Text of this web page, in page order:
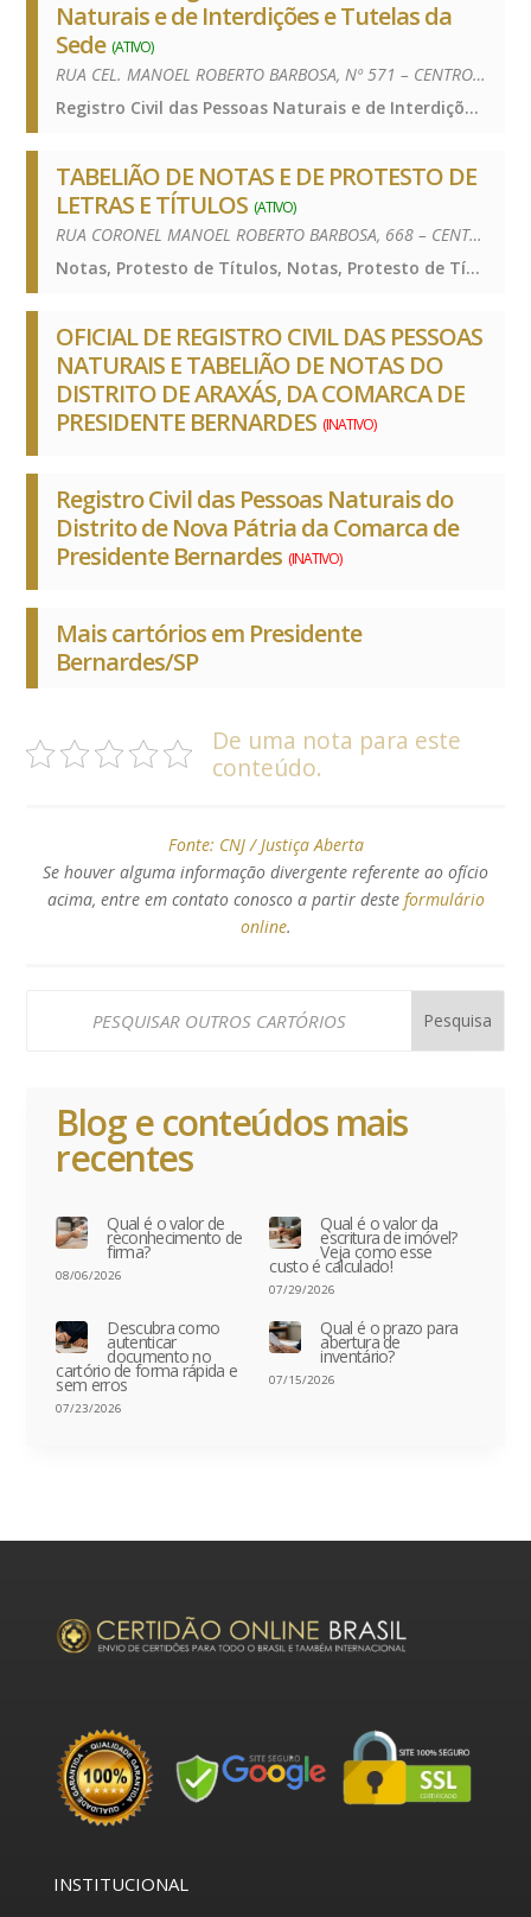
Naturais e de Interdições e Tutelas da
Sede (ATIVO)
RUA CEL. MANOEL ROBERTO BARBOSA, Nº 571 – CENTRO – 19300-000
Registro Civil das Pessoas Naturais e de Interdições e Tutelas, Registro Civil das Pessoas Naturais e de Interdições e Tutelas, Registro Civil das Pessoas Naturais e de Interdições e Tutelas
TABELIÃO DE NOTAS E DE PROTESTO DE
LETRAS E TÍTULOS (ATIVO)
RUA CORONEL MANOEL ROBERTO BARBOSA, 668 – CENTRO – 19300-000
Notas, Protesto de Títulos, Notas, Protesto de Títulos, Notas, Protesto de Títulos
OFICIAL DE REGISTRO CIVIL DAS PESSOAS
NATURAIS E TABELIÃO DE NOTAS DO
DISTRITO DE ARAXÁS, DA COMARCA DE
PRESIDENTE BERNARDES (INATIVO)
Registro Civil das Pessoas Naturais do
Distrito de Nova Pátria da Comarca de
Presidente Bernardes (INATIVO)
Mais cartórios em Presidente
Bernardes/SP
De uma nota para este
conteúdo.
Fonte: CNJ / Justiça Aberta
Se houver alguma informação divergente referente ao ofício
acima, entre em contato conosco a partir deste formulário
online.
Blog e conteúdos mais
recentes
Qual é o valor de
reconhecimento de
firma?
08/06/2026
Qual é o valor da
escritura de imóvel?
Veja como esse
custo é calculado!
07/29/2026
Descubra como
autenticar
documento no
cartório de forma rápida e
sem erros
07/23/2026
Qual é o prazo para
abertura de
inventário?
07/15/2026
INSTITUCIONAL